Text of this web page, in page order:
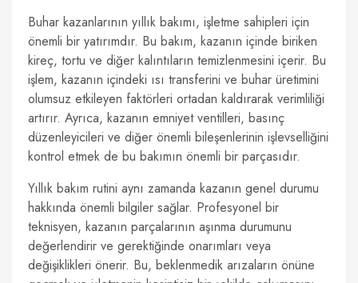
Buhar kazanlarının yıllık bakımı, işletme sahipleri için
önemli bir yatırımdır. Bu bakım, kazanın içinde biriken
kireç, tortu ve diğer kalıntıların temizlenmesini içerir. Bu
işlem, kazanın içindeki ısı transferini ve buhar üretimini
olumsuz etkileyen faktörleri ortadan kaldırarak verimliliği
artırır. Ayrıca, kazanın emniyet ventilleri, basınç
düzenleyicileri ve diğer önemli bileşenlerinin işlevselliğini
kontrol etmek de bu bakımın önemli bir parçasıdır.
Yıllık bakım rutini aynı zamanda kazanın genel durumu
hakkında önemli bilgiler sağlar. Profesyonel bir
teknisyen, kazanın parçalarının aşınma durumunu
değerlendirir ve gerektiğinde onarımları veya
değişiklikleri önerir. Bu, beklenmedik arızaların önüne